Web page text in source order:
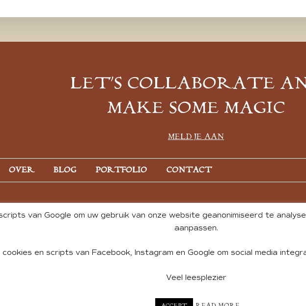
LET’S COLLABORATE
MAKE SOME MAGIC
MELD JE AAN
OVER BLOG PORTFOLIO CONTACT
ALL PHOTOS & CONTENT BY ANDREA DE GROOT. WEBSITE DESIGN BY
van Google om uw gebruik van onze website geanonimiseerd te
aanpassen.
en scripts van Facebook, Instagram en Google om social media
Veel leesplezier